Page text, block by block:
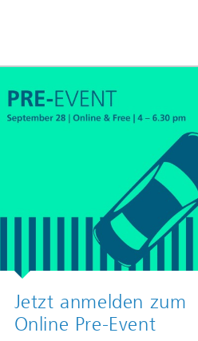
Jetzt anmelden zum
Online Pre-Event